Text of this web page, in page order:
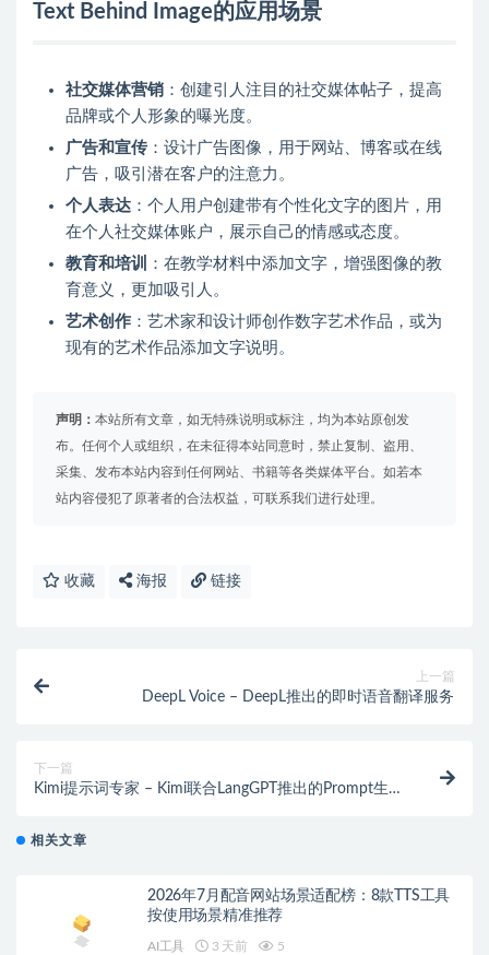
Text Behind Image的应用场景
社交媒体营销 ：创建引人注目的社交媒体帖子，提高
品牌或个人形象的曝光度。
广告和宣传：设计广告图像，用于网站、博客或在线
广告，吸引潜在客户的注意力。
个人表达 ：个人用户创建带有个性化文字的图片，用
在个人社交媒体账户，展示自己的情感或态度。
教育和培训
：在教学材料中添加文字，增强图像的教
育意义，更加吸引人。
艺术创作 ：艺术家和设计师创作数字艺术作品，或为
现有的艺术作品添加文字说明。
声明： 本站所有文章，如无特殊说明或标注，均为本站原创发
布。任何个人或组织，在未征得本站同意时，禁止复制、盗用、
采集、发布本站内容到任何网站、书籍等各类媒体平台。如若本
站内容侵犯了原著者的合法权益，可联系我们进行处理。
收藏 海报 链接
上一篇
DeepL Voice – DeepL推出的即时语音翻译服务
下一篇
Kimi提示词专家 – Kimi联合LangGPT推出的Prompt生成
相关文章
2026年7月配音网站场景适配榜：8款TTS工具
按使用场景精准推荐
AI工具 3 天前 5